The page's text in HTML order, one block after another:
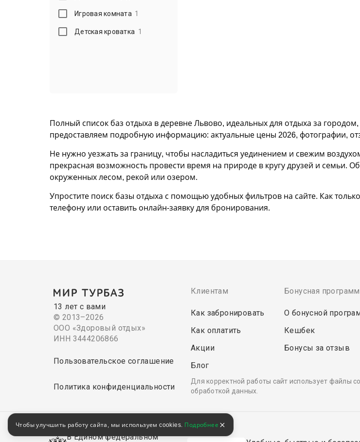
Игровая комната 1
Детская кроватка 1
Полный список баз отдыха в деревне Львово, идеальных для отдыха за
предоставляем подробную информацию: актуальные цены 2026, фотографии,
Не нужно уезжать за границу, чтобы насладиться уединением и свежим
прекрасная возможность провести время на природе в кругу друзей и семьи.
окруженных лесом, рекой или озером.
Упростите поиск базы отдыха с помощью удобных фильтров на сайте. Как
телефону или оставить онлайн-заявку для бронирования.
13 лет с вами
© 2013–2026
ООО «Здоровый отдых»
ИНН 3444206866
Пользовательское соглашение
Политика конфиденциальности
Клиентам
Как забронировать
Как оплатить
Акции
Блог
Бонусная
О бонусной
Кешбек
Бонусы за отзыв
Для корректной работы сайт использует файлы
обработкой данных.
В Едином федеральном
Чтобы улучшить работу сайта, мы используем cookies. Подробнее